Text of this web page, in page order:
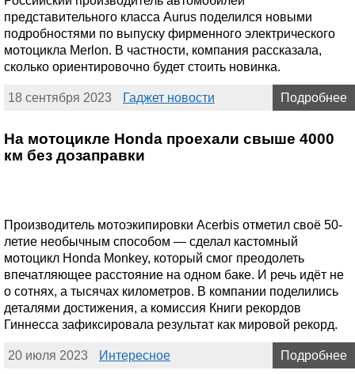
представительного класса Aurus поделился новыми
подробностями по выпуску фирменного электрического
мотоцикла Merlon. В частности, компания рассказала,
сколько ориентировочно будет стоить новинка.
18 сентября 2023 Гаджет новости Подробнее
На мотоцикле Honda проехали свыше 4000
км без дозаправки
Производитель мотоэкипировки Acerbis отметил своё 50-
летие необычным способом — сделал кастомный
мотоцикл Honda Monkey, который смог преодолеть
впечатляющее расстояние на одном баке. И речь идёт не
о сотнях, а тысячах километров. В компании поделились
деталями достижения, а комиссия Книги рекордов
Гиннесса зафиксировала результат как мировой рекорд.
20 июля 2023 Интересное Подробнее